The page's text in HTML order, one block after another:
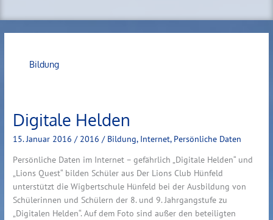
Bildung
Digitale Helden
15. Januar 2016 / 2016 / Bildung, Internet, Persönliche Daten
Persönliche Daten im Internet – gefährlich „Digitale Helden“ und
„Lions Quest“ bilden Schüler aus Der Lions Club Hünfeld
unterstützt die Wigbertschule Hünfeld bei der Ausbildung von
Schülerinnen und Schülern der 8. und 9. Jahrgangstufe zu
„Digitalen Helden“. Auf dem Foto sind außer den beteiligten
Digitale
Helden